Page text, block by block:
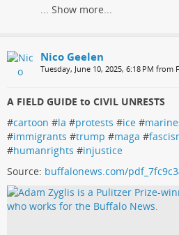
Show more...
Nico Geelen
Tuesday, June 10, 2025, 6:18 PM from
A FIELD GUIDE to CIVIL UNRESTS
#cartoon #la #protests #ice #
#immigrants #trump #maga #
#humanrights #injustice
Source: buffalonews.com/